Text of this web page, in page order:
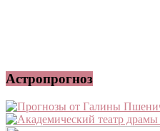
Астропрогноз